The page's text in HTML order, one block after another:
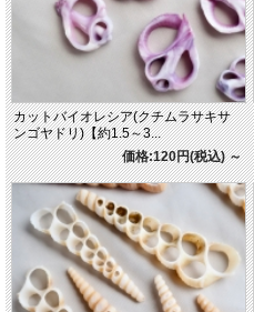
カットバイオレシア(クチムラサキサ
ンゴヤドリ)【約1.5～3...
価格:120円(税込)～